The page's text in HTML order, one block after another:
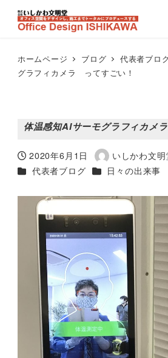
ホームページ ブログ 代表者ブロ
グラフィカメラ ってすごい！
体温感知AIサーモグラフィカメ
投稿日
2020年6月1日
著
者
いしかわ文
カテゴリー
代表者ブログ カテゴリー
日々の出来事